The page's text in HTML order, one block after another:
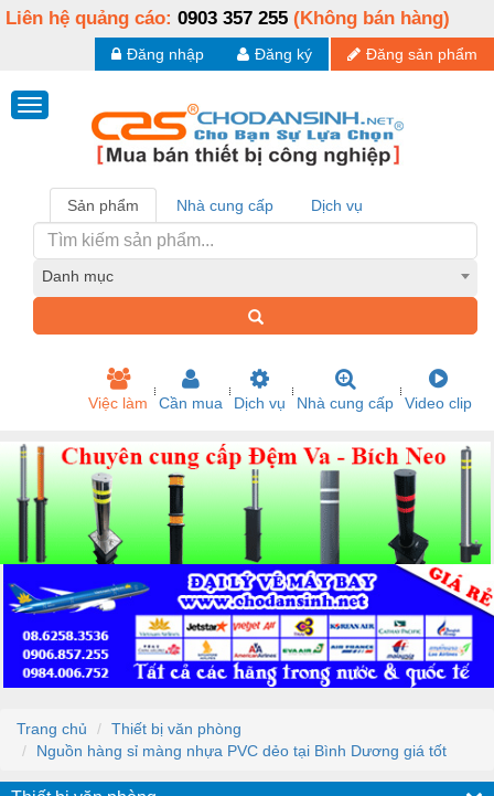
Liên hệ quảng cáo: 0903 357 255 (Không bán hàng)
Đăng sản phẩm
Đăng ký
Đăng nhập
Sản phẩm Nhà cung cấp Dịch vụ
Danh mục
Việc làm Cần mua Dịch vụ Nhà cung cấp Video clip
Trang chủ
Thiết bị văn phòng
Nguồn hàng sỉ màng nhựa PVC dẻo tại Bình Dương giá tốt